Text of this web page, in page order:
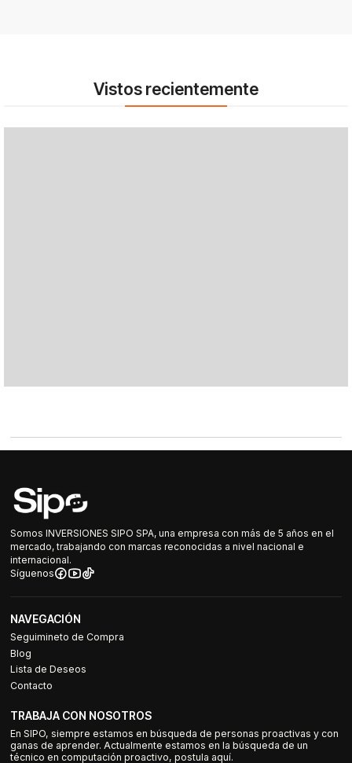
Vistos recientemente
Somos INVERSIONES SIPO SPA, una empresa con más de 5 años en el
mercado, trabajando con marcas reconocidas a nivel nacional e
internacional.
Síguenos
NAVEGACIÓN
Seguimineto de Compra
Blog
Lista de Deseos
Contacto
TRABAJA CON NOSOTROS
En SIPO, siempre estamos en búsqueda de personas proactivas y con
ganas de aprender. Actualmente estamos en la búsqueda de un
técnico en computación proactivo, postula aquí.